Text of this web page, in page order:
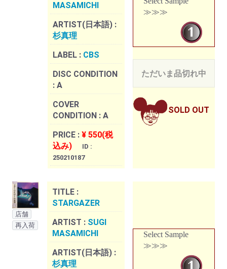
MASAMICHI
ARTIST(日本語) :
杉真理
LABEL : CBS
DISC CONDITION
: A
COVER
CONDITION : A
PRICE : ¥ 550(税
込み)
ID :
250210187
≫≫≫
ただいま品切れ中
SOLD OUT
店舗
再入荷
TITLE :
STARGAZER
ARTIST : SUGI
MASAMICHI
ARTIST(日本語) :
杉真理
Select Sample
≫≫≫